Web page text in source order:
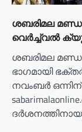
ശബരിമല
വെർച്ച്വൽ
ശബരിമല
ഭാഗമായി
നവംബർ